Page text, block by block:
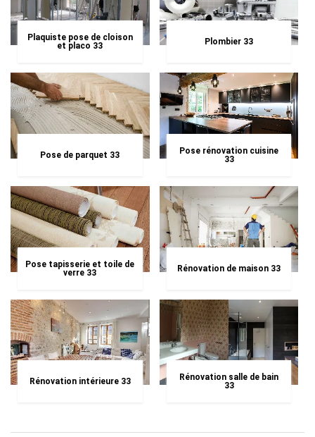
Plaquiste pose de cloison
et placo 33
Plombier 33
Pose de parquet 33
Pose rénovation cuisine
33
Pose tapisserie et toile de
verre 33
Rénovation de maison 33
Rénovation intérieure 33
Rénovation salle de bain
33